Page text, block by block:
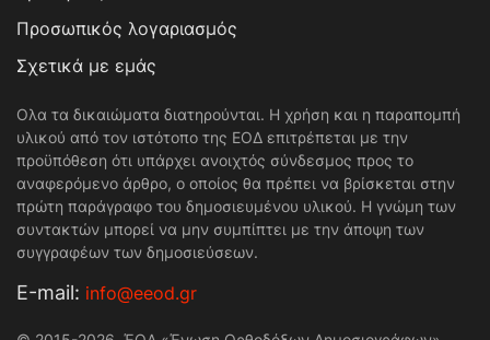
Προσωπικός λογαριασμός
Σχετικά με εμάς
Ολα τα δικαιώματα διατηρούνται. Η χρήση και η παραπομπή
υλικού από τον ιστότοπο της ΕΟΔ επιτρέπεται με την
προϋπόθεση ότι υπάρχει ανοιχτός σύνδεσμος προς το
αναφερόμενο άρθρο, ο οποίος θα πρέπει να βρίσκεται στην
πρώτη παράγραφο του δημοσιευμένου υλικού. Η γνώμη των
συντακτών μπορεί να μην συμπίπτει με την άποψη των
συγγραφέων των δημοσιεύσεων.
Е-mail: info@eeod.gr